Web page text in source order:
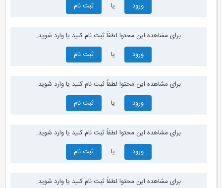
ورود
ثبت نام
برای مشاهده این محتوا لطفاً ثبت نام کنید یا وارد شوید.
ورود
ثبت نام
برای مشاهده این محتوا لطفاً ثبت نام کنید یا وارد شوید.
ورود
ثبت نام
برای مشاهده این محتوا لطفاً ثبت نام کنید یا وارد شوید.
ورود
ثبت نام
برای مشاهده این محتوا لطفاً ثبت نام کنید یا وارد شوید.